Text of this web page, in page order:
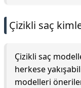
Çizikli saç
Çizikli saç
herkese
modelleri